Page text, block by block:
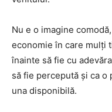
Nu e o imagine
economie în care mulți
înainte să fie cu
să fie percepută și ca o
una disponibilă.